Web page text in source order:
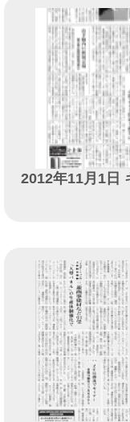
2012年11月1日